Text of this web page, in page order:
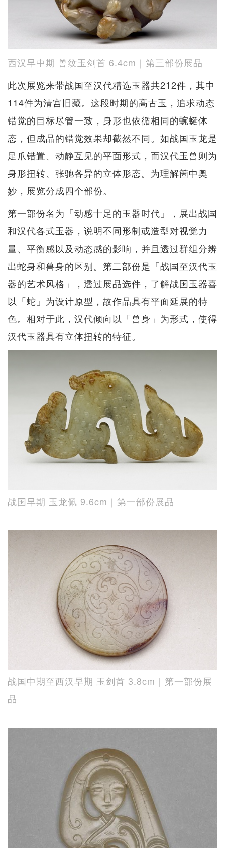
西汉早中期 兽纹玉剑首 6.4cm｜第三部份展品
此次展览来带战国至汉代精选玉器共212件，其中
114件为清宫旧藏。这段时期的高古玉，追求动态
错觉的目标尽管一致，身形也依循相同的蜿蜒体
态，但成品的错觉效果却截然不同。如战国玉龙是
足爪错置、动静互见的平面形式，而汉代玉兽则为
身形扭转、张驰各异的立体形态。为理解箇中奥
妙，展览分成四个部份。
第一部份名为「动感十足的玉器时代」，展出战国
和汉代各式玉器，说明不同形制或造型对视觉力
量、平衡感以及动态感的影响，并且透过群组分辨
出蛇身和兽身的区别。第二部份是「战国至汉代玉
器的艺术风格」，透过展品选件，了解战国玉器喜
以「蛇」为设计原型，故作品具有平面延展的特
色。相对于此，汉代倾向以「兽身」为形式，使得
汉代玉器具有立体扭转的特征。
战国早期 玉龙佩 9.6cm｜第一部份展品
战国中期至西汉早期 玉剑首 3.8cm｜第一部份展
品